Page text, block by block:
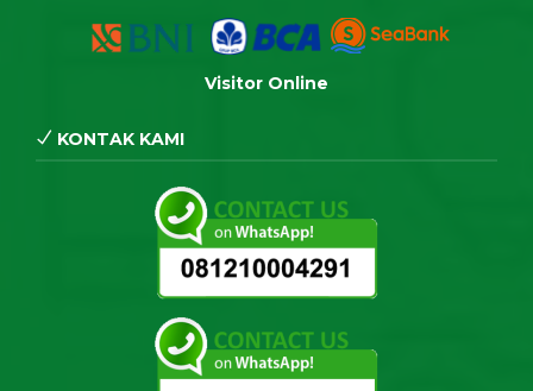
Visitor Online
KONTAK KAMI